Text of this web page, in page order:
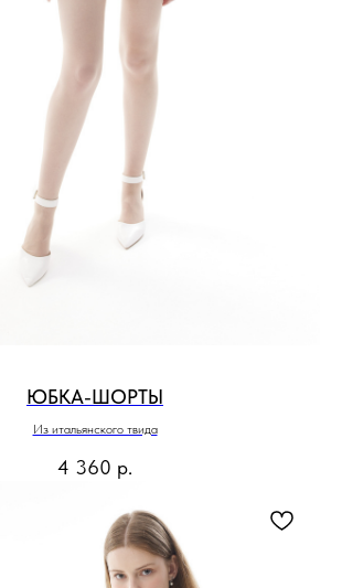
ЮБКА-ШОРТЫ
Из итальянского твида
4 360 р.